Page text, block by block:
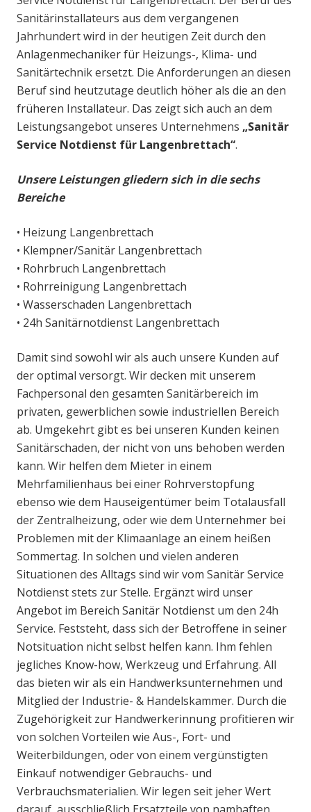
Sanitärinstallateurs aus dem vergangenen
Jahrhundert wird in der heutigen Zeit durch den
Anlagenmechaniker für Heizungs-, Klima- und
Sanitärtechnik ersetzt. Die Anforderungen an diesen
Beruf sind heutzutage deutlich höher als die an den
früheren Installateur. Das zeigt sich auch an dem
Leistungsangebot unseres Unternehmens „Sanitär
Service Notdienst für Langenbrettach“.
Unsere Leistungen gliedern sich in die sechs
Bereiche
• Heizung Langenbrettach
• Klempner/Sanitär Langenbrettach
• Rohrbruch Langenbrettach
• Rohrreinigung Langenbrettach
• Wasserschaden Langenbrettach
• 24h Sanitärnotdienst Langenbrettach
Damit sind sowohl wir als auch unsere Kunden auf
der optimal versorgt. Wir decken mit unserem
Fachpersonal den gesamten Sanitärbereich im
privaten, gewerblichen sowie industriellen Bereich
ab. Umgekehrt gibt es bei unseren Kunden keinen
Sanitärschaden, der nicht von uns behoben werden
kann. Wir helfen dem Mieter in einem
Mehrfamilienhaus bei einer Rohrverstopfung
ebenso wie dem Hauseigentümer beim Totalausfall
der Zentralheizung, oder wie dem Unternehmer bei
Problemen mit der Klimaanlage an einem heißen
Sommertag. In solchen und vielen anderen
Situationen des Alltags sind wir vom Sanitär Service
Notdienst stets zur Stelle. Ergänzt wird unser
Angebot im Bereich Sanitär Notdienst um den 24h
Service. Feststeht, dass sich der Betroffene in seiner
Notsituation nicht selbst helfen kann. Ihm fehlen
jegliches Know-how, Werkzeug und Erfahrung. All
das bieten wir als ein Handwerksunternehmen und
Mitglied der Industrie- & Handelskammer. Durch die
Zugehörigkeit zur Handwerkerinnung profitieren wir
von solchen Vorteilen wie Aus-, Fort- und
Weiterbildungen, oder von einem vergünstigten
Einkauf notwendiger Gebrauchs- und
Verbrauchsmaterialien. Wir legen seit jeher Wert